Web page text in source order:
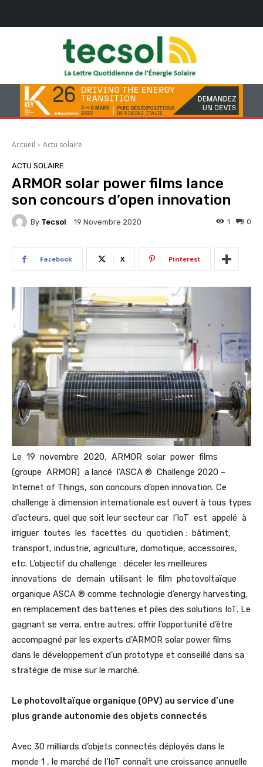
Accueil Actu solaire
ACTU SOLAIRE
ARMOR solar power films lance
son concours d’open innovation
By Tecsol 19 Novembre 2020 0
1
Facebook X Pinterest
Le 19 novembre 2020, ARMOR solar power films
(groupe ARMOR) a lancé l’ASCA ® Challenge 2020 –
Internet of Things, son concours d’open innovation. Ce
challenge à dimension internationale est ouvert à tous types
d’acteurs, quel que soit leur secteur car l’IoT est appelé à
irriguer toutes les facettes du quotidien : bâtiment,
transport, industrie, agriculture, domotique, accessoires,
etc. L’objectif du challenge : déceler les meilleures
innovations de demain utilisant le film photovoltaïque
organique ASCA ® comme technologie d’energy harvesting,
en remplacement des batteries et piles des solutions IoT. Le
gagnant se verra, entre autres, offrir l’opportunité d’être
accompagné par les experts d’ARMOR solar power films
dans le développement d’un prototype et conseillé dans sa
stratégie de mise sur le marché.
Le photovoltaïque organique (OPV) au service d’une
plus grande autonomie des objets connectés
Avec 30 milliards d’objets connectés déployés dans le
monde 1 , le marché de l’IoT connaît une croissance annuelle